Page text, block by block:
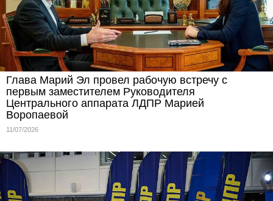
Глава Марий Эл провел рабочую встречу с
первым заместителем Руководителя
Центрального аппарата ЛДПР Марией
Воропаевой
11/07/2026